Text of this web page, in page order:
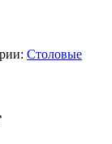
Столовые